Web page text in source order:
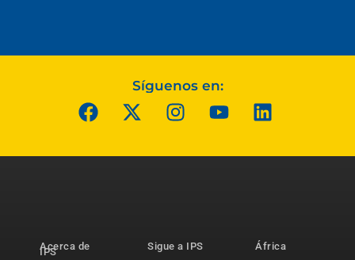
Síguenos en:
Acerca de
IPS
Sigue a IPS
África